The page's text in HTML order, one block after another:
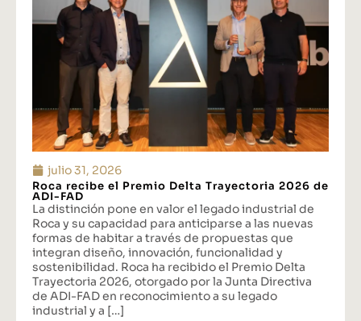
julio 31, 2026
Roca recibe el Premio Delta Trayectoria 2026 de
ADI-FAD
La distinción pone en valor el legado industrial de
Roca y su capacidad para anticiparse a las nuevas
formas de habitar a través de propuestas que
integran diseño, innovación, funcionalidad y
sostenibilidad. Roca ha recibido el Premio Delta
Trayectoria 2026, otorgado por la Junta Directiva
de ADI-FAD en reconocimiento a su legado
industrial y a […]